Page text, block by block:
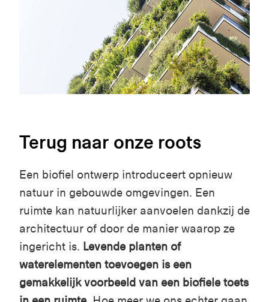
Terug naar onze roots
Een biofiel ontwerp introduceert opnieuw
natuur in gebouwde omgevingen. Een
ruimte kan natuurlijker aanvoelen dankzij de
architectuur of door de manier waarop ze
ingericht is. Levende planten of
waterelementen toevoegen is een
gemakkelijk voorbeeld van een biofiele toets